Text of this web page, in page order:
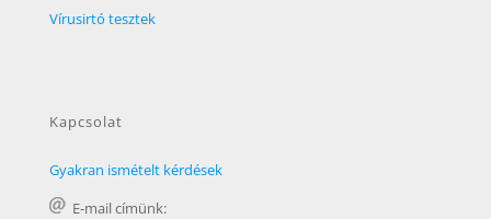
Vírusirtó tesztek
Kapcsolat
Gyakran ismételt kérdések
E-mail címünk: